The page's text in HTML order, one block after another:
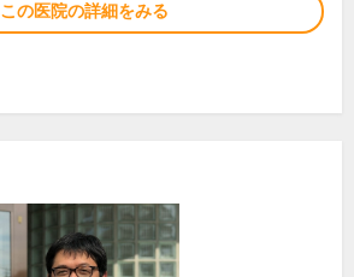
この医院の詳細をみる